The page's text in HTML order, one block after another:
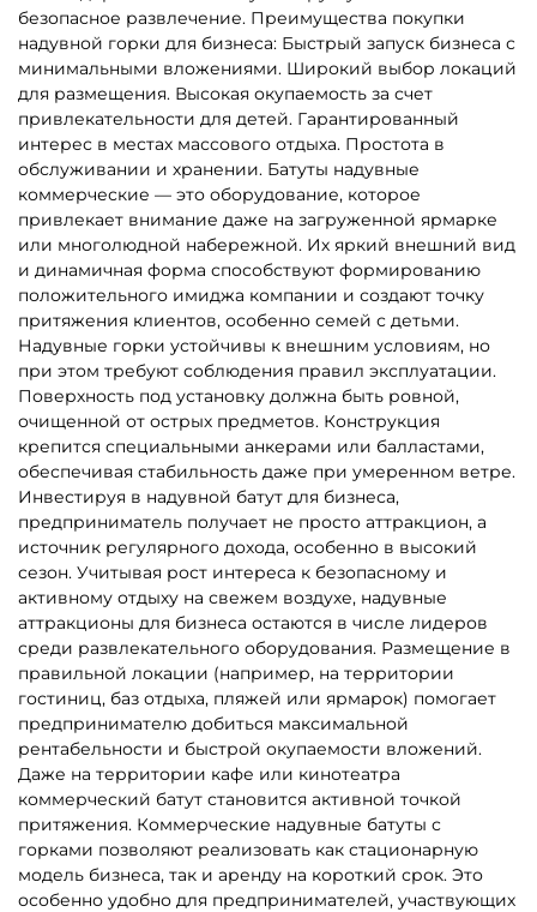
безопасное развлечение. Преимущества покупки
надувной горки для бизнеса: Быстрый запуск бизнеса с
минимальными вложениями. Широкий выбор локаций
для размещения. Высокая окупаемость за счет
привлекательности для детей. Гарантированный
интерес в местах массового отдыха. Простота в
обслуживании и хранении. Батуты надувные
коммерческие — это оборудование, которое
привлекает внимание даже на загруженной ярмарке
или многолюдной набережной. Их яркий внешний вид
и динамичная форма способствуют формированию
положительного имиджа компании и создают точку
притяжения клиентов, особенно семей с детьми.
Надувные горки устойчивы к внешним условиям, но
при этом требуют соблюдения правил эксплуатации.
Поверхность под установку должна быть ровной,
очищенной от острых предметов. Конструкция
крепится специальными анкерами или балластами,
обеспечивая стабильность даже при умеренном ветре.
Инвестируя в надувной батут для бизнеса,
предприниматель получает не просто аттракцион, а
источник регулярного дохода, особенно в высокий
сезон. Учитывая рост интереса к безопасному и
активному отдыху на свежем воздухе, надувные
аттракционы для бизнеса остаются в числе лидеров
среди развлекательного оборудования. Размещение в
правильной локации (например, на территории
гостиниц, баз отдыха, пляжей или ярмарок) помогает
предпринимателю добиться максимальной
рентабельности и быстрой окупаемости вложений.
Даже на территории кафе или кинотеатра
коммерческий батут становится активной точкой
притяжения. Коммерческие надувные батуты с
горками позволяют реализовать как стационарную
модель бизнеса, так и аренду на короткий срок. Это
особенно удобно для предпринимателей, участвующих